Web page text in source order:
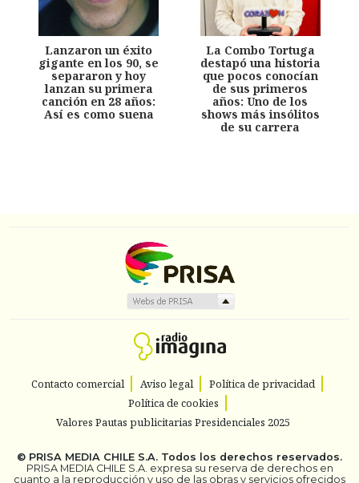
Lanzaron un éxito
gigante en los 90, se
separaron y hoy
lanzan su primera
canción en 28 años:
Así es como suena
La Combo Tortuga
destapó una historia
que pocos conocían
de sus primeros
años: Uno de los
shows más insólitos
de su carrera
Contacto comercial Aviso legal
Política de privacidad
Política de cookies
Valores Pautas publicitarias Presidenciales 2025
© PRISA MEDIA CHILE S.A. Todos los derechos reservados.
PRISA MEDIA CHILE S.A. expresa su reserva de derechos en
cuanto a la reproducción y uso de las obras y servicios ofrecidos